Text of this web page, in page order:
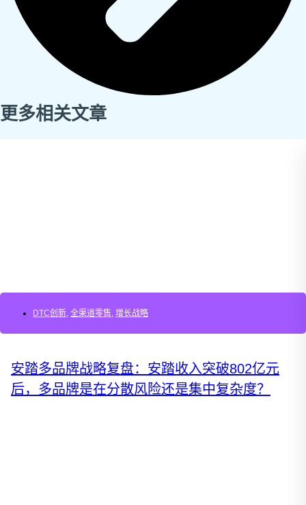
更多相关文章
DTC创新, 全渠道零售, 增长战略
安踏多品牌战略复盘：安踏收入突破802亿元
后，多品牌是在分散风险还是集中复杂度？